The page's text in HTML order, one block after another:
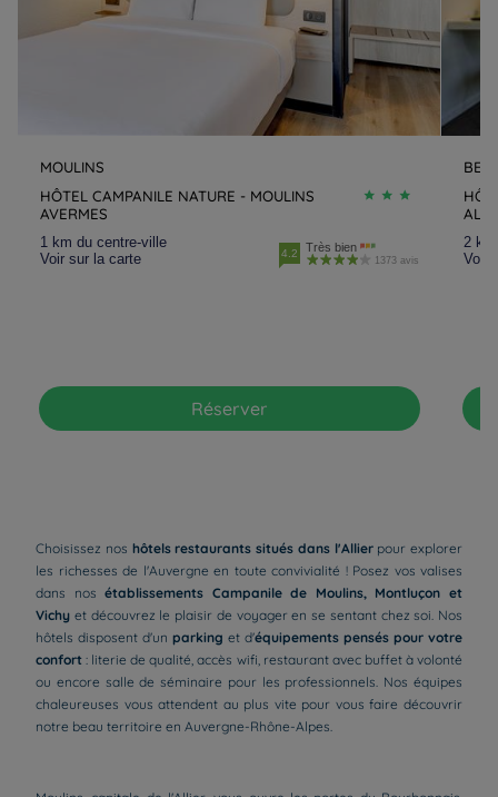
MOULINS
HÔTEL CAMPANILE NATURE - MOULINS
AVERMES
1 km du centre-ville
Voir sur la carte
4.2 Très bien
1373 avis
Réserver
2
Voir
Choisissez nos hôtels restaurants situés dans l'Allierpour explorer
les richesses de l'Auvergne en toute convivialité ! Posez vos valises
dans nosétablissements Campanile de Moulins, Montluçon et
Vichy et découvrez le plaisir de voyager en se sentant chez soi. Nos
hôtels disposent d'un parking et d'équipements pensés pour votre
confort : literie de qualité, accès wifi, restaurant avec buffet à volonté
ou encore salle de séminaire pour les professionnels. Nos équipes
chaleureuses vous attendent au plus vite pour vous faire découvrir
notre beau territoire en Auvergne-Rhône-Alpes.